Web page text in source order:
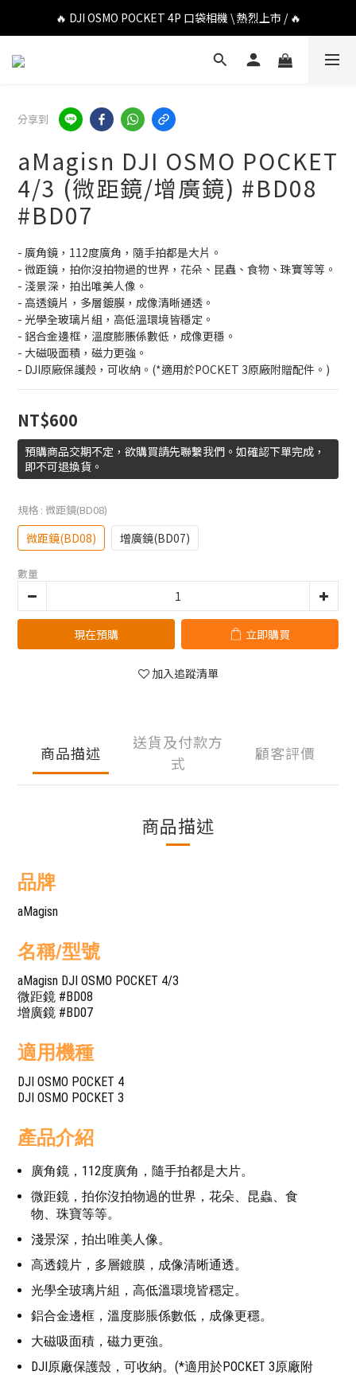
🔥 DJI OSMO POCKET 4P 口袋相機 \ 熱烈上市 / 🔥
🔥 DJI OSMO POCKET 4P 口袋相機 \ 熱烈上市 / 🔥
🔥 Insta360 Luna Ultra 雲台相機 \ 熱烈上市 / 🔥
🔥 DJI OSMO POCKET 4P 口袋相機 \ 熱烈上市 / 🔥
分享到
aMagisn DJI OSMO POCKET
4/3 (微距鏡/增廣鏡) #BD08
#BD07
- 廣角鏡，112度廣角，隨手拍都是大片。
- 微距鏡，拍你沒拍物過的世界，花朵、昆蟲、食物、珠寶等等。
- 淺景深，拍出唯美人像。
- 高透鏡片，多層鍍膜，成像清晰通透。
- 光學全玻璃片組，高低溫環境皆穩定。
- 鋁合金邊框，溫度膨脹係數低，成像更穩。
- 大磁吸面積，磁力更強。
- DJI原廠保護殼，可收納。(*適用於POCKET 3原廠附贈配件。)
NT$600
預購商品交期不定，欲購買請先聯繫我們。如確認下單完成，
即不可退換貨。
規格 : 微距鏡(BD08)
微距鏡(BD08) 增廣鏡(BD07)
數量
現在預購 立即購買
加入追蹤清單
商品描述
送貨及付款方
式
顧客評價
商品描述
品牌
aMagisn
名稱/型號
aMagisn DJI OSMO POCKET 4/3
微距鏡 #BD08
增廣鏡 #BD07
適用機種
DJI OSMO POCKET 4
DJI OSMO POCKET 3
產品介紹
廣角鏡，112度廣角，隨手拍都是大片。
微距鏡，拍你沒拍物過的世界，花朵、昆蟲、食
物、珠寶等等。
淺景深，拍出唯美人像。
高透鏡片，多層鍍膜，成像清晰通透。
光學全玻璃片組，高低溫環境皆穩定。
鋁合金邊框，溫度膨脹係數低，成像更穩。
大磁吸面積，磁力更強。
DJI原廠保護殼，可收納。(*適用於POCKET 3原廠附